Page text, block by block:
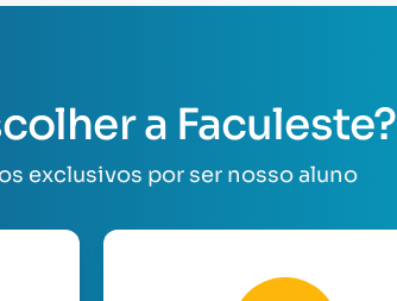
a Faculeste?
exclusivos por ser nosso aluno